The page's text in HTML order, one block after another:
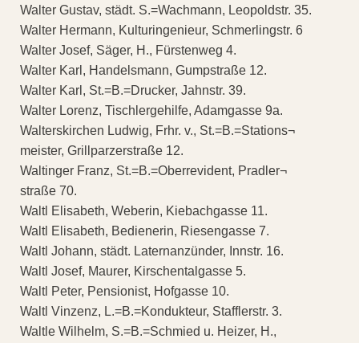
Walter Gustav, städt. S.=Wachmann, Leopoldstr. 35.
Walter Hermann, Kulturingenieur, Schmerlingstr. 6
Walter Josef, Säger, H., Fürstenweg 4.
Walter Karl, Handelsmann, Gumpstraße 12.
Walter Karl, St.=B.=Drucker, Jahnstr. 39.
Walter Lorenz, Tischlergehilfe, Adamgasse 9a.
Walterskirchen Ludwig, Frhr. v., St.=B.=Stations¬
meister, Grillparzerstraße 12.
Waltinger Franz, St.=B.=Oberrevident, Pradler¬
straße 70.
Waltl Elisabeth, Weberin, Kiebachgasse 11.
Waltl Elisabeth, Bedienerin, Riesengasse 7.
Waltl Johann, städt. Laternanzünder, Innstr. 16.
Waltl Josef, Maurer, Kirschentalgasse 5.
Waltl Peter, Pensionist, Hofgasse 10.
Waltl Vinzenz, L.=B.=Kondukteur, Stafflerstr. 3.
Waltle Wilhelm, S.=B.=Schmied u. Heizer, H.,